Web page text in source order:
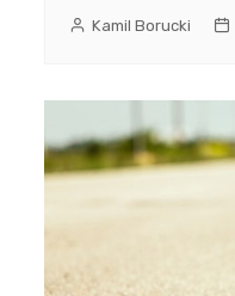
Kamil Borucki